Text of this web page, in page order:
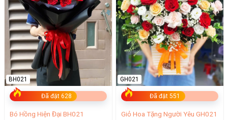
Đã đặt 628
BH021
Bó Hồng Hiện Đại BH021
Đã đặt 551
GH021
Giỏ Hoa Tặng Người Yêu GH021